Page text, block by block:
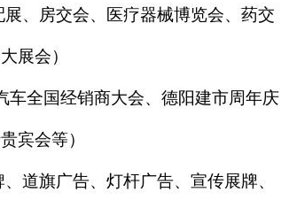
、房交会、医疗器械博览会、药交
展会）
车全国经销商大会、德阳建市周年庆
宾会等）
道旗广告、灯杆广告、宣传展牌、